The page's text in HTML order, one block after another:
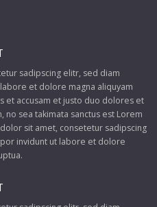
sadipscing elitr, sed diam
et dolore magna aliquyam
et accusam et justo duo dolores et
no sea takimata sanctus est Lorem
sit amet, consetetur sadipscing
invidunt ut labore et dolore